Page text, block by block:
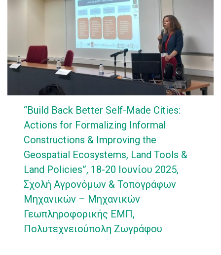
“Build Back Better Self-Made Cities:
Actions for Formalizing Informal
Constructions & Improving the
Geospatial Ecosystems, Land Tools &
Land Policies”, 18-20 Ιουνίου 2025,
Σχολή Αγρονόμων & Τοπογράφων
Μηχανικών – Μηχανικών
Γεωπληροφορικής ΕΜΠ,
Πολυτεχνειούπολη Ζωγράφου